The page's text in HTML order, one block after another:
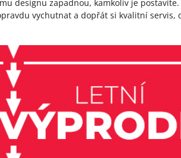
designu zapadnou, kamkoliv je
vychutnat a dopřát si kvalitní